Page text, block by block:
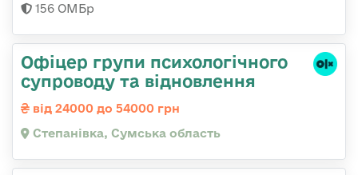
156 ОМБр
Офіцер групи психологічного
супроводу та відновлення
від 24000 до 54000 грн
Степанівка, Сумська область